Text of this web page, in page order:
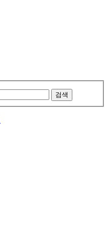
검색